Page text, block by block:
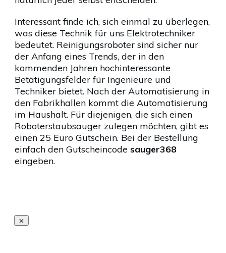
Interessant finde ich, sich einmal zu überlegen,
was diese Technik für uns Elektrotechniker
bedeutet. Reinigungsroboter sind sicher nur
der Anfang eines Trends, der in den
kommenden Jahren hochinteressante
Betätigungsfelder für Ingenieure und
Techniker bietet. Nach der Automatisierung in
den Fabrikhallen kommt die Automatisierung
im Haushalt. Für diejenigen, die sich einen
Roboterstaubsauger zulegen möchten, gibt es
einen 25 Euro Gutschein. Bei der Bestellung
einfach den Gutscheincode sauger368
eingeben.